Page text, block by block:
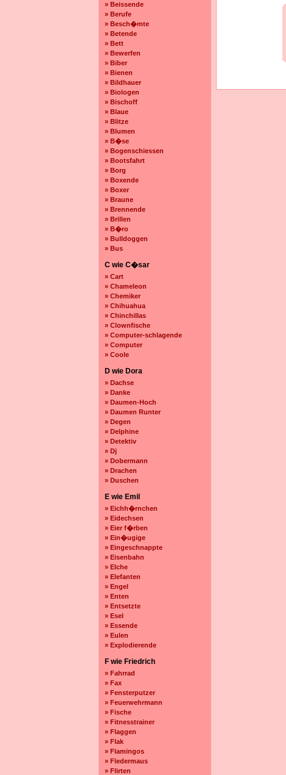
» Beissende
» Berufe
» Besch�mte
» Betende
» Bett
» Bewerfen
» Biber
» Bienen
» Bildhauer
» Biologen
» Bischoff
» Blaue
» Blitze
» Blumen
» B�se
» Bogenschiessen
» Bootsfahrt
» Borg
» Boxende
» Boxer
» Braune
» Brennende
» Brillen
» B�ro
» Bulldoggen
» Bus
C wie C�sar
» Cart
» Chameleon
» Chemiker
» Chihuahua
» Chinchillas
» Clownfische
» Computer-schlagende
» Computer
» Coole
D wie Dora
» Dachse
» Danke
» Daumen-Hoch
» Daumen Runter
» Degen
» Delphine
» Detektiv
» Dj
» Dobermann
» Drachen
» Duschen
E wie Emil
» Eichh�rnchen
» Eidechsen
» Eier f�rben
» Ein�ugige
» Eingeschnappte
» Eisenbahn
» Elche
» Elefanten
» Engel
» Enten
» Entsetzte
» Esel
» Essende
» Eulen
» Explodierende
F wie Friedrich
» Fahrrad
» Fax
» Fensterputzer
» Feuerwehrmann
» Fische
» Fitnesstrainer
» Flaggen
» Flak
» Flamingos
» Fledermaus
» Flirten